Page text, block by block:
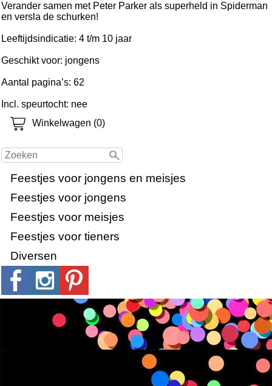
Winkelwagen (0)
Feestjes voor jongens en meisjes
Feestjes voor jongens
Feestjes voor meisjes
Feestjes voor tieners
Diversen
Verander samen met Peter Parker als superheld in Spiderman
en versla de schurken!
Leeftijdsindicatie: 4 t/m 10 jaar
Geschikt voor: jongens
Aantal pagina’s: 62
Incl. speurtocht: nee